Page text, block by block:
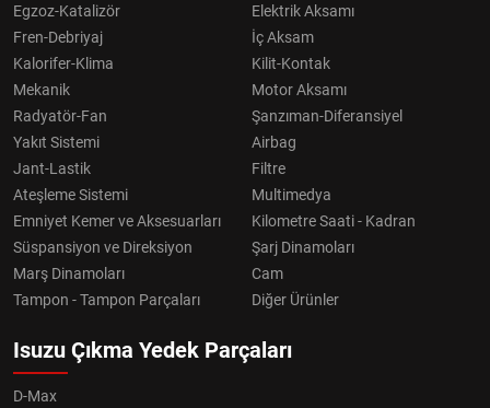
Egzoz-Katalizör
Elektrik Aksamı
Fren-Debriyaj
İç Aksam
Kalorifer-Klima
Kilit-Kontak
Mekanik
Motor Aksamı
Radyatör-Fan
Şanzıman-Diferansiyel
Yakıt Sistemi
Airbag
Jant-Lastik
Filtre
Ateşleme Sistemi
Multimedya
Emniyet Kemer ve Aksesuarları
Kilometre Saati - Kadran
Süspansiyon ve Direksiyon
Şarj Dinamoları
Marş Dinamoları
Cam
Tampon - Tampon Parçaları
Diğer Ürünler
Isuzu Çıkma Yedek Parçaları
D-Max